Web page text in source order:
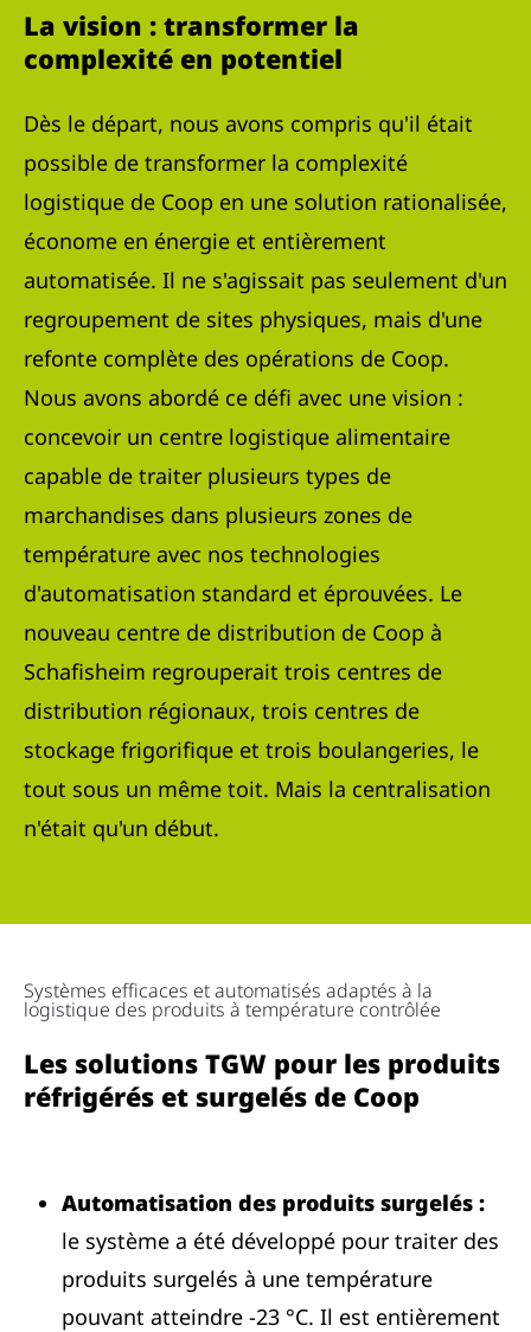
La vision : transformer la
complexité en potentiel
Dès le départ, nous avons compris qu'il était
possible de transformer la complexité
logistique de Coop en une solution rationalisée,
économe en énergie et entièrement
automatisée. Il ne s'agissait pas seulement d'un
regroupement de sites physiques, mais d'une
refonte complète des opérations de Coop.
Nous avons abordé ce défi avec une vision :
concevoir un centre logistique alimentaire
capable de traiter plusieurs types de
marchandises dans plusieurs zones de
température avec nos technologies
d'automatisation standard et éprouvées. Le
nouveau centre de distribution de Coop à
Schafisheim regrouperait trois centres de
distribution régionaux, trois centres de
stockage frigorifique et trois boulangeries, le
tout sous un même toit. Mais la centralisation
n'était qu'un début.
Systèmes efficaces et automatisés adaptés à la
logistique des produits à température contrôlée
Les solutions TGW pour les produits
réfrigérés et surgelés de Coop
Automatisation des produits surgelés :
le système a été développé pour traiter des
produits surgelés à une température
pouvant atteindre -23 °C. Il est entièrement